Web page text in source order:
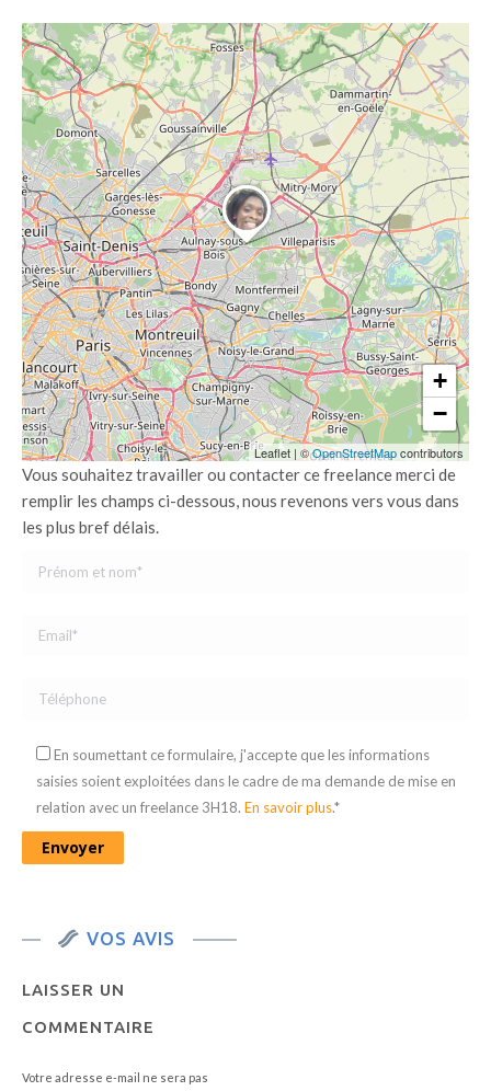
+
−
Leaflet | ©OpenStreetMapcontributors
Vous souhaitez travailler ou contacter ce freelance merci de
remplir les champs ci-dessous, nous revenons vers vous dans
les plus bref délais.
En soumettant ce formulaire, j'accepte que les informations
saisies soient exploitées dans le cadre de ma demande de mise en
relation avec un freelance 3H18. En savoir plus.*
VOS AVIS
LAISSER UN
COMMENTAIRE
Votre adresse e-mail ne sera pas